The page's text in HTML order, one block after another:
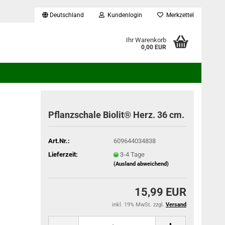
Deutschland Kundenlogin Merkzettel
Ihr Warenkorb
0,00 EUR
Pflanzschale Biolit® Herz. 36 cm.
Art.Nr.:
609644034838
Lieferzeit:
3-4 Tage
(Ausland abweichend)
15,99 EUR
inkl. 19% MwSt. zzgl. Versand